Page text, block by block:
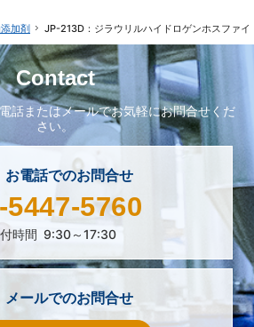
加剤 JP-213D：ジラウリルハイドロゲンホスファイ
Contact
話またはメールでお気軽にお問合せくだ
さい。
お電話でのお問合せ
5447-5760
時間 9:30～17:30
メールでのお問合せ